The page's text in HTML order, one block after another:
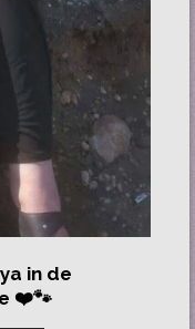
in de
❤️🐾